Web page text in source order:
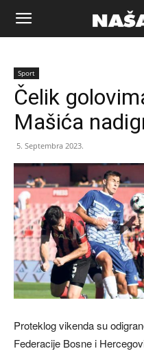
Naša
riječ
Sport
Čelik
Mašića
5. Septembra 2023.
Proteklog vikenda su
Federacije Bosne i